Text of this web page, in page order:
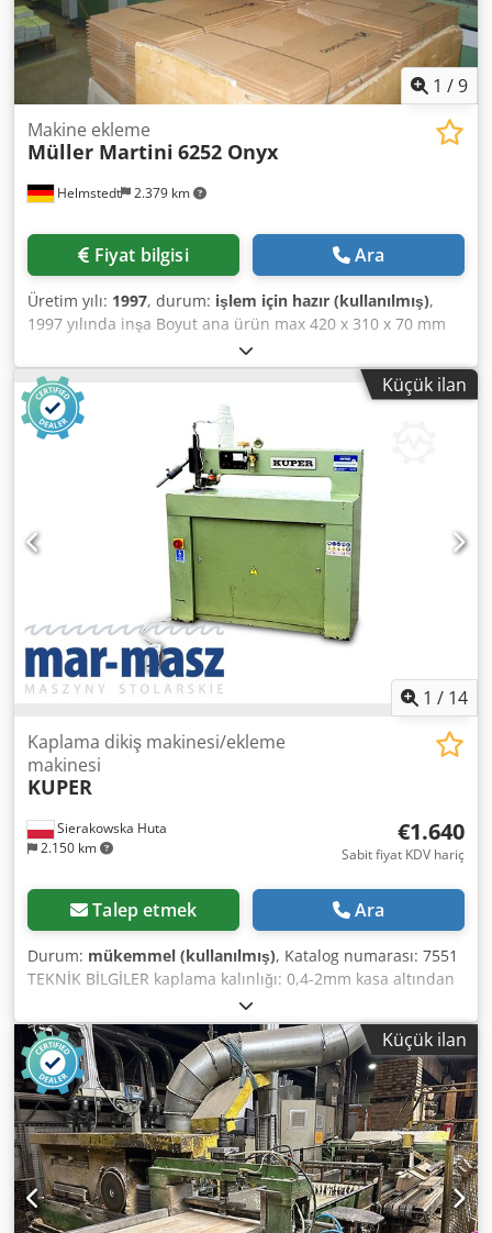
1 /9
Helmstedt 2.379 km
Makine ekleme
Müller Martini 6252 Onyx
Fiyat bilgisi Ara
Üretim yılı: 1997, durum: işlem için hazır (kullanılmış),
1997 yılında inşa Boyut ana ürün max 420 x 310 x 70 mm
Boyut ana ürün dk 200 x 120 x 1 mm Boyutu maksimum
420 x 310 x 8 mm ek Boyutu ek 90 x 75 x 1 mm Mekanik hız
18.000 c/h Ekipman • kitap blok besleyici • Ana ürün
besleyici • İstasyonu enayi ve kılıç ile açma • 2 Ekle
besleyiciler • 2 emme ünitesi açılması • 2 Ekle besleyiciler
Chsdjd Hguijpfx Akaoa • kabartma vakum kemerle açın • ile
bağlı Dengeleyici Yığıcı • compensating Yığıcı Rapido
Küçük ilan
1 / 14
Sierakowska Huta
2.150 km
Kaplama dikiş makinesi/ekleme
makinesi
KUPER
€1.640
Sabit fiyat KDV hariç
Talep etmek Ara
Durum: mükemmel (kullanılmış), Katalog numarası: 7551
TEKNİK BİLGİLER kaplama kalınlığı: 0,4-2mm kasa altından
geçiş genişliği: 920mm ayak pedalı ile kontrol masa ölçüsü:
1250x340mm 2 adet metal baskı silindiri hava ihtiyacı: 6
bar aşağıdan çeken kauçuk silindir 2 adet metal, düz çekici
silindir motor: 0,55kW boy/en/yükseklik: 1400x550x1500mm
ağırlık: 205kg Chsdpfx Ajzhu Nmokaja – Alman üretimi –
Boyalı değil – DTR dokümantasyonu mevcut – Çok iyi
durumda – Kullanılmış dikiş makinesi Net fiyat: 6900 PLN
Net fiyat: 1640 EUR, 1 EUR = 4,2 PLN kuru üzerinden
(Fiyatlar döviz kuru değişikliklerine bağlı olarak değişebilir)
Küçük ilan